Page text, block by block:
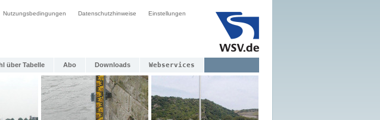
Nutzungsbedingungen Datenschutzhinweise Einstellungen
über Tabelle Abo Downloads Webservices